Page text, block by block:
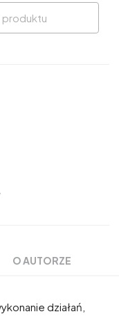
produktu
O AUTORZE
działań,